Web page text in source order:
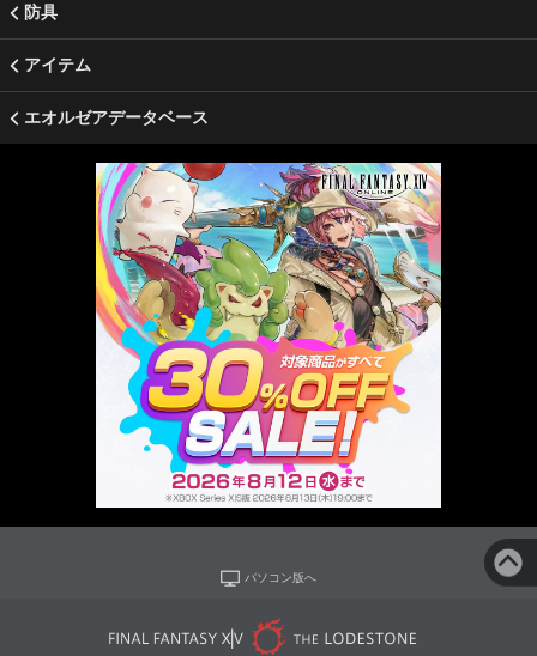
防具
アイテム
エオルゼアデータベース
パソコン版へ